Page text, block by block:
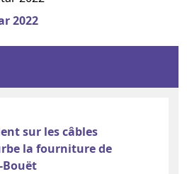
2022
sur les câbles
la fourniture de
Bouët